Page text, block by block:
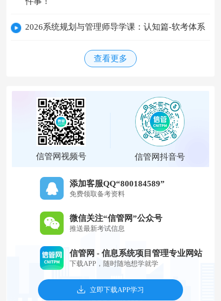
2026系统规划与管理师导学课：认知篇-软考体系
查看更多
信管网视频号 信管网抖音号
添加客服QQ“800184589”
免费领取备考资料
微信关注“信管网”公众号
推送最新考试信息
信管网 - 信息系统项目管理专业网站
下载APP，随时随地想学就学
立即下载APP学习